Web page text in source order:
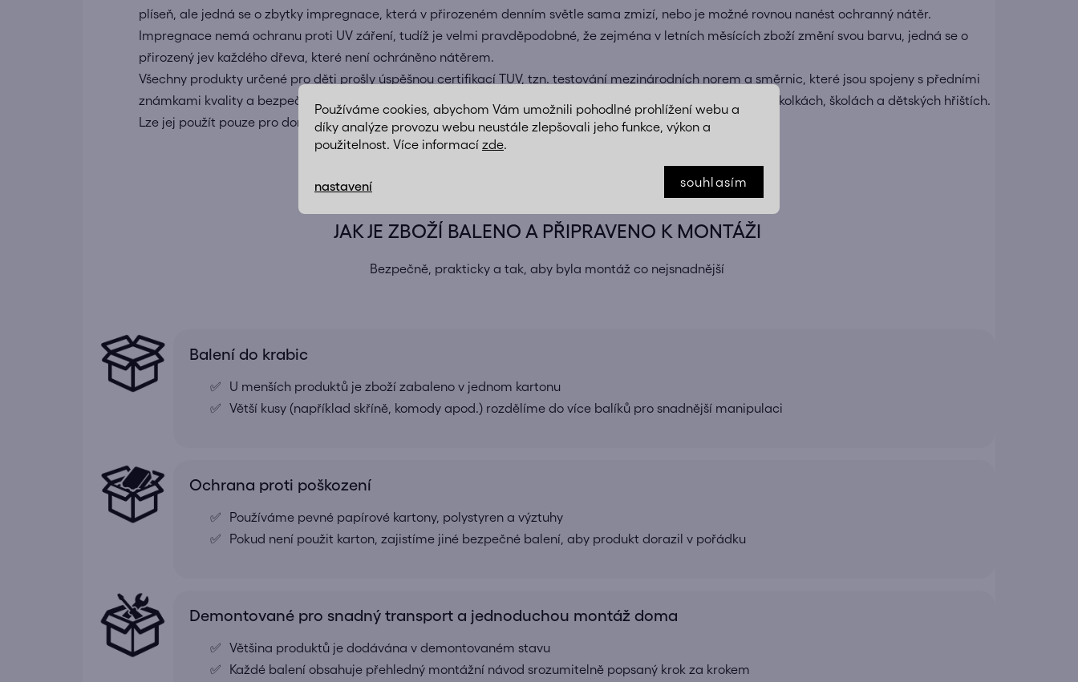
Používáme cookies, abychom Vám umožnili pohodlné prohlížení webu a
díky analýze provozu webu neustále zlepšovali jeho funkce, výkon a
použitelnost. Více informací zde.
nastavení souhlasím
plíseň, ale jedná se o zbytky impregnace, která v přirozeném denním světle sama zmizí, nebo je možné rovnou nanést ochranný nátěr.
Impregnace nemá ochranu proti UV záření, tudíž je velmi pravděpodobné, že zejména v letních měsících zboží změní svou barvu, jedná se o
přirozený jev každého dřeva, které není ochráněno nátěrem.
Všechny produkty určené pro děti prošly úspěšnou certifikací TUV, tzn. testování mezinárodních norem a směrnic, které jsou spojeny s předními
známkami kvality a bezpečnosti. Tento dětský zahradní program není certifikovaný pro komerční použití ve školkách, školách a dětských hřištích.
Lze jej použít pouze pro domácí užití.
JAK JE ZBOŽÍ BALENO A PŘIPRAVENO K MONTÁŽI
Bezpečně, prakticky a tak, aby byla montáž co nejsnadnější
Balení do krabic
U menších produktů je zboží zabaleno v jednom kartonu
Větší kusy (například skříně, komody apod.) rozdělíme do více balíků pro snadnější manipulaci
Ochrana proti poškození
Používáme pevné papírové kartony, polystyren a výztuhy
Pokud není použit karton, zajistíme jiné bezpečné balení, aby produkt dorazil v pořádku
Demontované pro snadný transport a jednoduchou montáž doma
Většina produktů je dodávána v demontovaném stavu
Každé balení obsahuje přehledný montážní návod srozumitelně popsaný krok za krokem